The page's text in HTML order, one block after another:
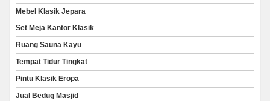
Mebel Klasik Jepara
Set Meja Kantor Klasik
Ruang Sauna Kayu
Tempat Tidur Tingkat
Pintu Klasik Eropa
Jual Bedug Masjid